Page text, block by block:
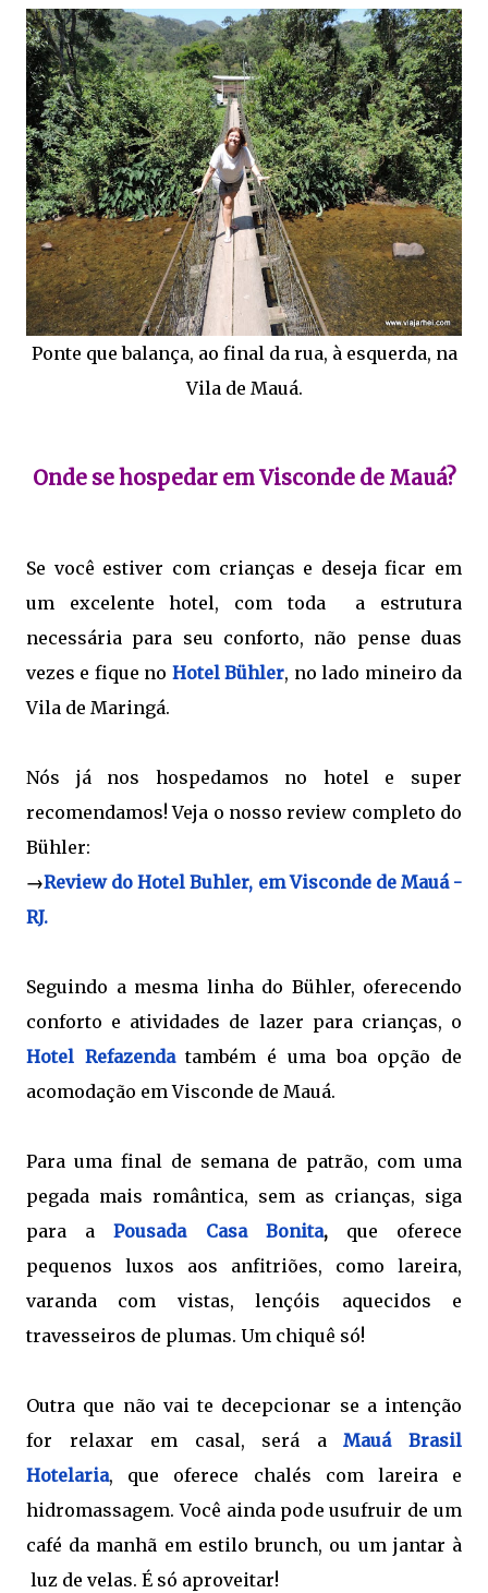
Ponte que balança, ao final da rua, à esquerda, na
Vila de Mauá.
Onde se hospedar em Visconde de Mauá?
Se você estiver com crianças e deseja ficar em
um excelente hotel, com toda a estrutura
necessária para seu conforto, não pense duas
vezes e fique no Hotel Bühler, no lado mineiro da
Vila de Maringá.
Nós já nos hospedamos no hotel e super
recomendamos! Veja o nosso review completo do
Bühler:
→Review do Hotel Buhler, em Visconde de Mauá -
RJ.
Seguindo a mesma linha do Bühler, oferecendo
conforto e atividades de lazer para crianças, o
Hotel Refazendatambém é uma boa opção de
acomodação em Visconde de Mauá.
Para uma final de semana de patrão, com uma
pegada mais romântica, sem as crianças, siga
para aPousada Casa Bonita,que oferece
pequenos luxos aos anfitriões, como lareira,
varanda com vistas, lençóis aquecidos e
travesseiros de plumas. Um chiquê só!
Outra que não vai te decepcionar se a intenção
for relaxar em casal, será a
Mauá Brasil
Hotelaria, que oferece chalés com lareira e
hidromassagem. Você ainda pode usufruir de um
café da manhã em estilo brunch, ou um jantar à
luz de velas. É só aproveitar!